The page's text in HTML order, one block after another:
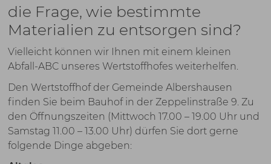
die Frage, wie bestimmte
Materialien zu entsorgen sind?
Vielleicht können wir Ihnen mit einem kleinen
Abfall-ABC unseres Wertstoffhofes weiterhelfen.
Den Wertstoffhof der Gemeinde Albershausen
finden Sie beim Bauhof in der Zeppelinstraße 9. Zu
den Öffnungszeiten (Mittwoch 17.00 – 19.00 Uhr und
Samstag 11.00 – 13.00 Uhr) dürfen Sie dort gerne
folgende Dinge abgeben: